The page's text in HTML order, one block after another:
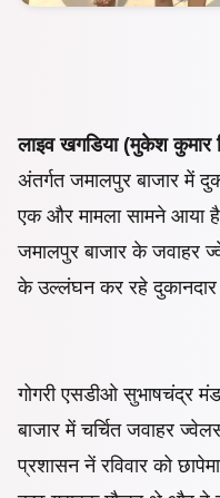
लाइव खगडिया (मुकेश कुमार
अंतर्गत जमालपुर बाजार में
एक और मामला सामने आया है.
जमालपुर बाजार के जवाहर
के उल्लंघन कर रहे
गोगरी एसडीओ सुभाषचंद्र
बाजार में चर्चित जवाहर
प्रशासन नें रविवार को